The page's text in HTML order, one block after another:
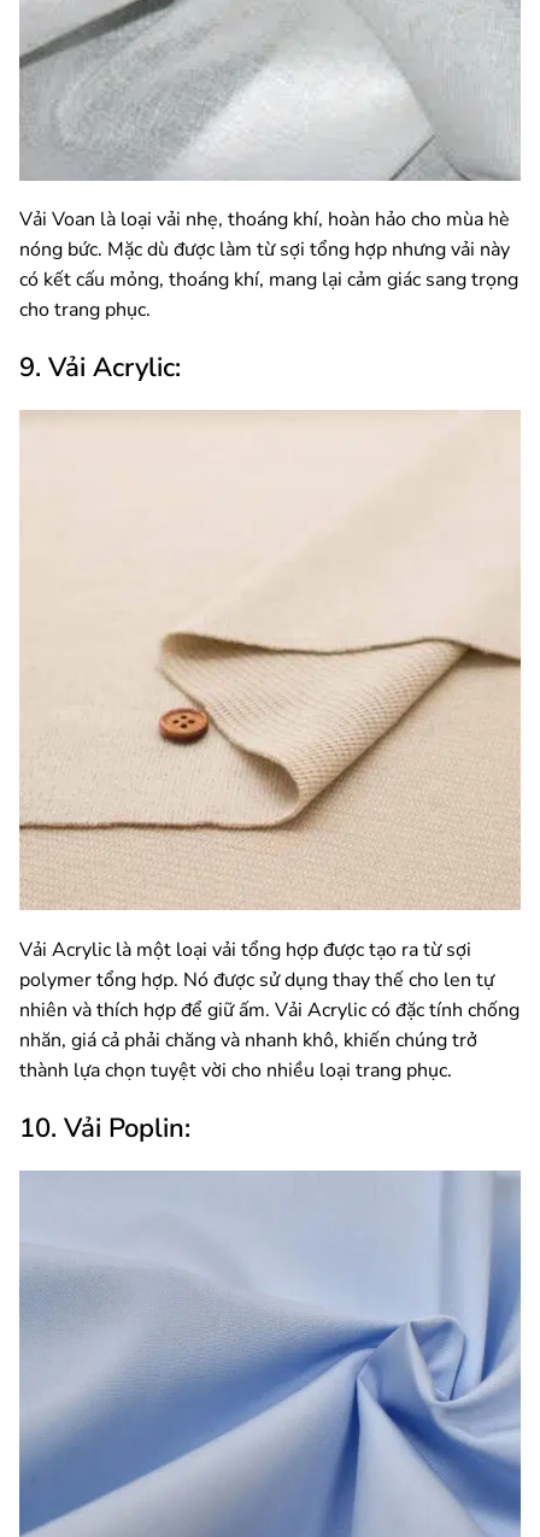
Vải Voan là loại vải nhẹ, thoáng khí, hoàn hảo cho mùa hè
nóng bức. Mặc dù được làm từ sợi tổng hợp nhưng vải này
có kết cấu mỏng, thoáng khí, mang lại cảm giác sang trọng
cho trang phục.
9. Vải Acrylic:
Vải Acrylic là một loại vải tổng hợp được tạo ra từ sợi
polymer tổng hợp. Nó được sử dụng thay thế cho len tự
nhiên và thích hợp để giữ ấm. Vải Acrylic có đặc tính chống
nhăn, giá cả phải chăng và nhanh khô, khiến chúng trở
thành lựa chọn tuyệt vời cho nhiều loại trang phục.
10. Vải Poplin: